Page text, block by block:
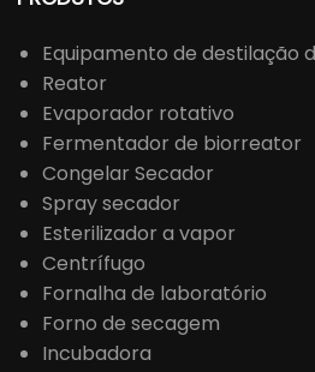
Equipamento de destilação
Reator
Evaporador rotativo
Fermentador de biorreator
Congelar Secador
Spray secador
Esterilizador a vapor
Centrífugo
Fornalha de laboratório
Forno de secagem
Incubadora